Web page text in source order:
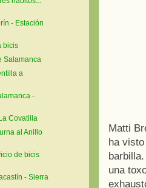
Matti
ha
una
- Estación
bicis
Salamanca
a
-
Covatilla
al Anillo
de bicis
- Sierra